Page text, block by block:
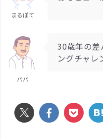
まるぽて
パパ
30歳年の差
ングチャレ